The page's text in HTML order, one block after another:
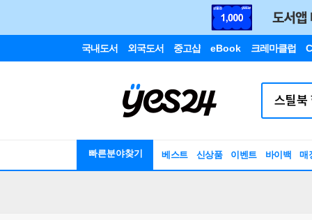
국내도서 외국도서 중고샵 eBook 크레마클럽
빠른분야찾기 베스트 신상품 이벤트 바이백 매